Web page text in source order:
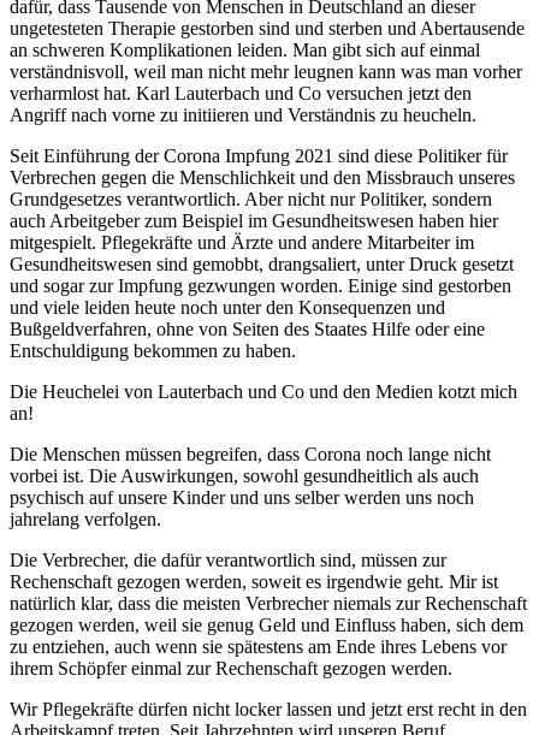
dafür, dass Tausende von Menschen in Deutschland an dieser
ungetesteten Therapie gestorben sind und sterben und Abertausende
an schweren Komplikationen leiden. Man gibt sich auf einmal
verständnisvoll, weil man nicht mehr leugnen kann was man vorher
verharmlost hat. Karl Lauterbach und Co versuchen jetzt den
Angriff nach vorne zu initiieren und Verständnis zu heucheln.
Seit Einführung der Corona Impfung 2021 sind diese Politiker für
Verbrechen gegen die Menschlichkeit und den Missbrauch unseres
Grundgesetzes verantwortlich. Aber nicht nur Politiker, sondern
auch Arbeitgeber zum Beispiel im Gesundheitswesen haben hier
mitgespielt. Pflegekräfte und Ärzte und andere Mitarbeiter im
Gesundheitswesen sind gemobbt, drangsaliert, unter Druck gesetzt
und sogar zur Impfung gezwungen worden. Einige sind gestorben
und viele leiden heute noch unter den Konsequenzen und
Bußgeldverfahren, ohne von Seiten des Staates Hilfe oder eine
Entschuldigung bekommen zu haben.
Die Heuchelei von Lauterbach und Co und den Medien kotzt mich
an!
Die Menschen müssen begreifen, dass Corona noch lange nicht
vorbei ist. Die Auswirkungen, sowohl gesundheitlich als auch
psychisch auf unsere Kinder und uns selber werden uns noch
jahrelang verfolgen.
Die Verbrecher, die dafür verantwortlich sind, müssen zur
Rechenschaft gezogen werden, soweit es irgendwie geht. Mir ist
natürlich klar, dass die meisten Verbrecher niemals zur Rechenschaft
gezogen werden, weil sie genug Geld und Einfluss haben, sich dem
zu entziehen, auch wenn sie spätestens am Ende ihres Lebens vor
ihrem Schöpfer einmal zur Rechenschaft gezogen werden.
Wir Pflegekräfte dürfen nicht locker lassen und jetzt erst recht in den